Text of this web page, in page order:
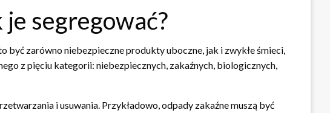
segregować?
zarówno niebezpieczne produkty uboczne, jak i zwykłe śmieci,
z pięciu kategorii: niebezpiecznych, zakaźnych, biologicznych,
i usuwania. Przykładowo, odpady zakaźne muszą być